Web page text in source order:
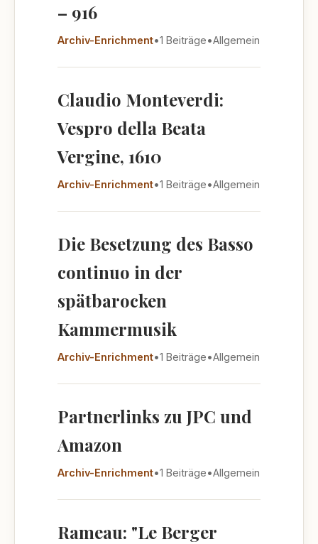
– 916
Archiv-Enrichment•1 Beiträge•Allgemein
Claudio Monteverdi:
Vespro della Beata
Vergine, 1610
Archiv-Enrichment•1 Beiträge•Allgemein
Die Besetzung des Basso
continuo in der
spätbarocken
Kammermusik
Archiv-Enrichment•1 Beiträge•Allgemein
Partnerlinks zu JPC und
Amazon
Archiv-Enrichment•1 Beiträge•Allgemein
Rameau: "Le Berger